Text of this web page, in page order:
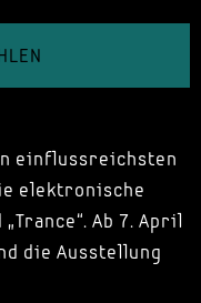
einflussreichsten
elektronische
Ab 7. April
die Ausstellung